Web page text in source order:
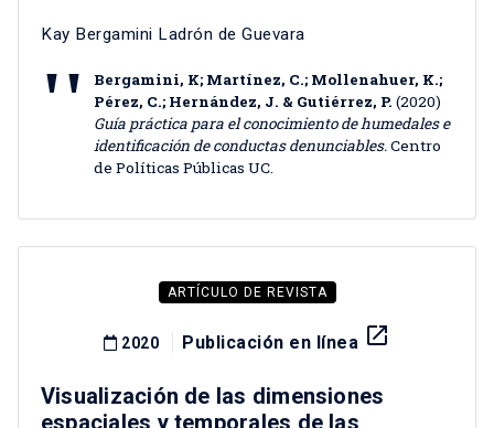
Kay Bergamini Ladrón de Guevara
Bergamini, K; Martínez, C.; Mollenahuer, K.;
Pérez, C.; Hernández, J. & Gutiérrez, P. (2020)
Guía práctica para el conocimiento de humedales e
identificación de conductas denunciables.Centro
de Políticas Públicas UC.
ARTÍCULO DE REVISTA
2020 Publicación en línea launch
Visualización de las dimensiones
espaciales y temporales de las